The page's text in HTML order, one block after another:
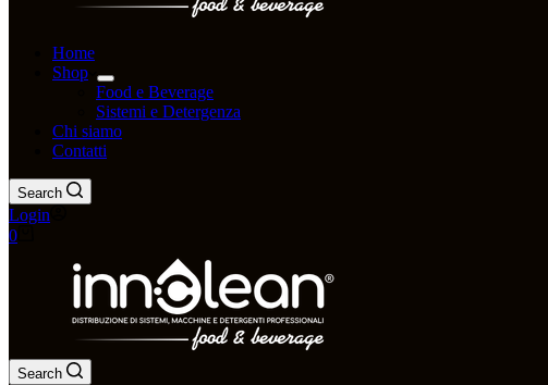
Home
Shop
Food e Beverage
Sistemi e Detergenza
Chi siamo
Contatti
Search
Login
0
Search